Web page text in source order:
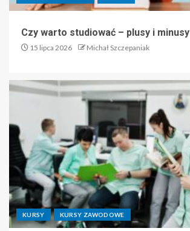
Czy warto studiować – plusy i minusy
15 lipca 2026 Michał Szczepaniak
KURSY KURSY ZAWODOWE